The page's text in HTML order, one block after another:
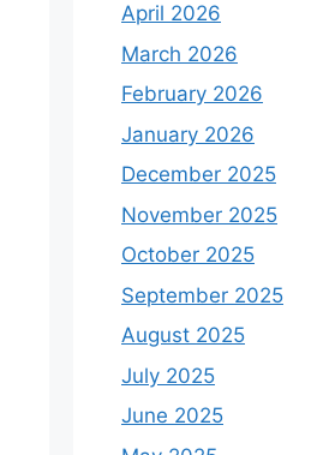
April 2026
March 2026
February 2026
January 2026
December 2025
November 2025
October 2025
September 2025
August 2025
July 2025
June 2025